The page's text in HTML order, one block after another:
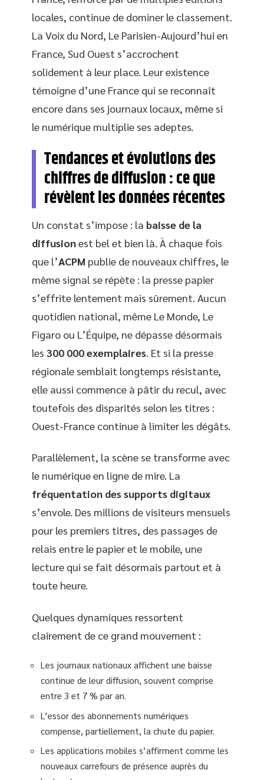
locales, continue de dominer le classement.
La Voix du Nord, Le Parisien-Aujourd’hui en
France, Sud Ouest s’accrochent
solidement à leur place. Leur existence
témoigne d’une France qui se reconnaît
encore dans ses journaux locaux, même si
le numérique multiplie ses adeptes.
Tendances et évolutions des
chiffres de diffusion : ce que
révèlent les données récentes
Un constat s’impose : la baisse de la
diffusionest bel et bien là. À chaque fois
que l’ACPM publie de nouveaux chiffres, le
même signal se répète : la presse papier
s’effrite lentement mais sûrement. Aucun
quotidien national, même Le Monde, Le
Figaro ou L’Équipe, ne dépasse désormais
les 300 000 exemplaires . Et si la presse
régionale semblait longtemps résistante,
elle aussi commence à pâtir du recul, avec
toutefois des disparités selon les titres :
Ouest-France continue à limiter les dégâts.
Parallèlement, la scène se transforme avec
le numérique en ligne de mire. La
fréquentation des supports digitaux
s’envole. Des millions de visiteurs mensuels
pour les premiers titres, des passages de
relais entre le papier et le mobile, une
lecture qui se fait désormais partout et à
toute heure.
Quelques dynamiques ressortent
clairement de ce grand mouvement :
Les journaux nationaux affichent une baisse
continue de leur diffusion, souvent comprise
entre 3 et 7 % par an.
L’essor des abonnements numériques
compense, partiellement, la chute du papier.
Les applications mobiles s’affirment comme les
nouveaux carrefours de présence auprès du